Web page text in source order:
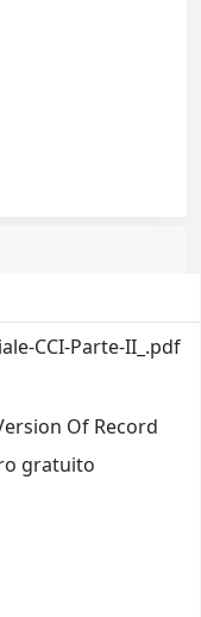
CCI-Parte-II_.pdf
Of Record
gratuito